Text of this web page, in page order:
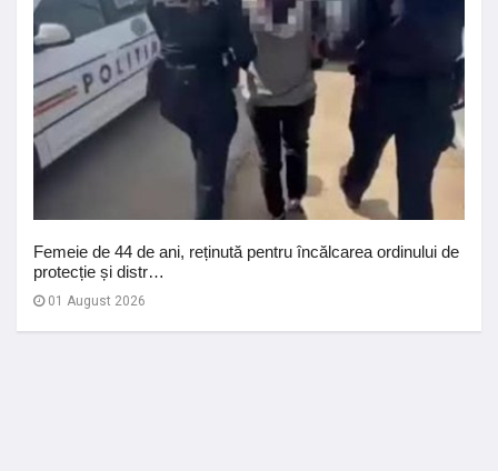
Femeie de 44 de ani, reținută pentru încălcarea ordinului de
protecție și distr…
01 August 2026